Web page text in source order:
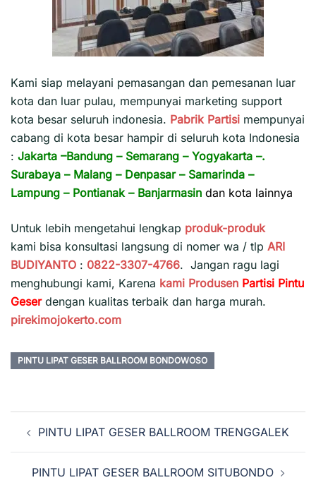
Kami siap melayani pemasangan dan pemesanan luar
kota dan luar pulau, mempunyai marketing support
kota besar seluruh indonesia. Pabrik Partisi mempunyai
cabang di kota besar hampir di seluruh kota Indonesia
: Jakarta –Bandung – Semarang – Yogyakarta –.
Surabaya – Malang – Denpasar– Samarinda –
Lampung – Pontianak – Banjarmasin dan kota lainnya
Untuk lebih mengetahui lengkap produk-produk
kami bisa konsultasi langsung di nomer wa / tlp ARI
BUDIYANTO : 0822-3307-4766. Jangan ragu lagi
menghubungi kami, Karena kami Produsen Partisi Pintu
Geser dengan kualitas terbaik dan harga murah.
pirekimojokerto.com
PINTU LIPAT GESER BALLROOM BONDOWOSO
Navigasi
Tulisan
PINTU LIPAT GESER BALLROOM TRENGGALEK
PINTU LIPAT GESER BALLROOM SITUBONDO